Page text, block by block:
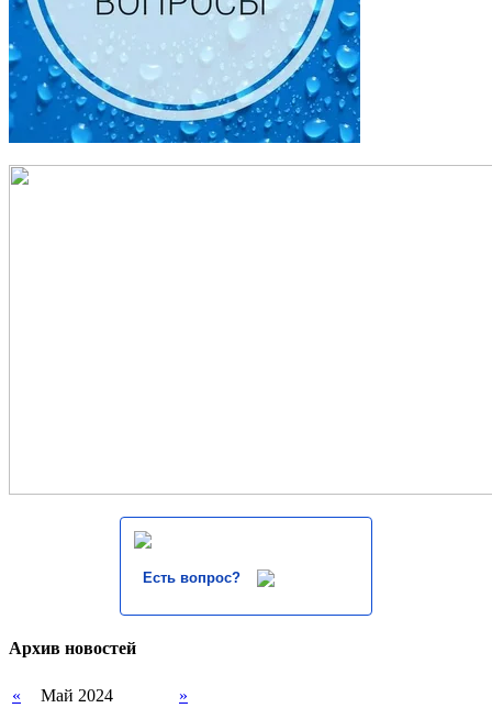
Есть вопрос?
Архив новостей
« Май 2024
»